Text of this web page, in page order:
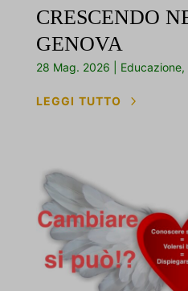
CRESCENDO
GENOVA
28 Mag. 2026 Educazione,
LEGGI TUTTO 5
et-pb-recent-items-module-
et-saved-post*